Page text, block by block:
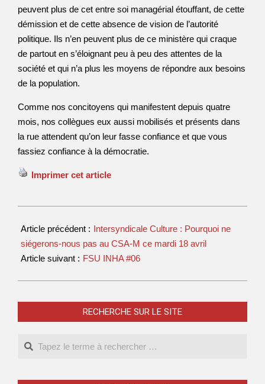
peuvent plus de cet entre soi managérial étouffant, de cette
démission et de cette absence de vision de l’autorité
politique. Ils n’en peuvent plus de ce ministère qui craque
de partout en s’éloignant peu à peu des attentes de la
société et qui n’a plus les moyens de répondre aux besoins
de la population.
Comme nos concitoyens qui manifestent depuis quatre
mois, nos collègues eux aussi mobilisés et présents dans
la rue attendent qu’on leur fasse confiance et que vous
fassiez confiance à la démocratie.
Imprimer cet article
Article précédent : Intersyndicale Culture : Pourquoi ne
siégerons-nous pas au CSA-M ce mardi 18 avril
Article suivant : FSU INHA #06
RECHERCHE SUR LE SITE